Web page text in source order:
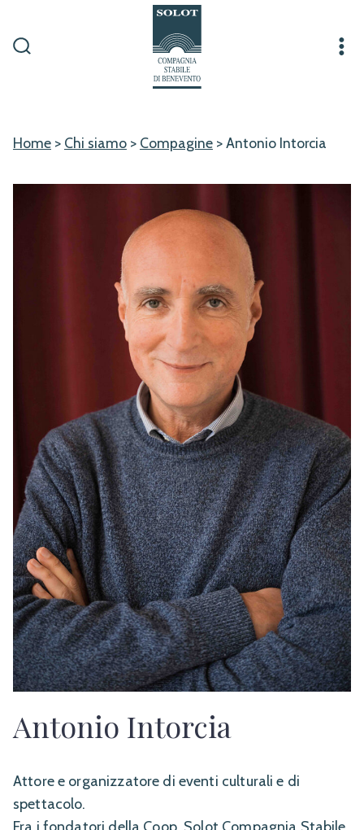
Home> Chi siamo> Compagine>Antonio Intorcia
Antonio Intorcia
Attore e organizzatore di eventi culturali e di
spettacolo.